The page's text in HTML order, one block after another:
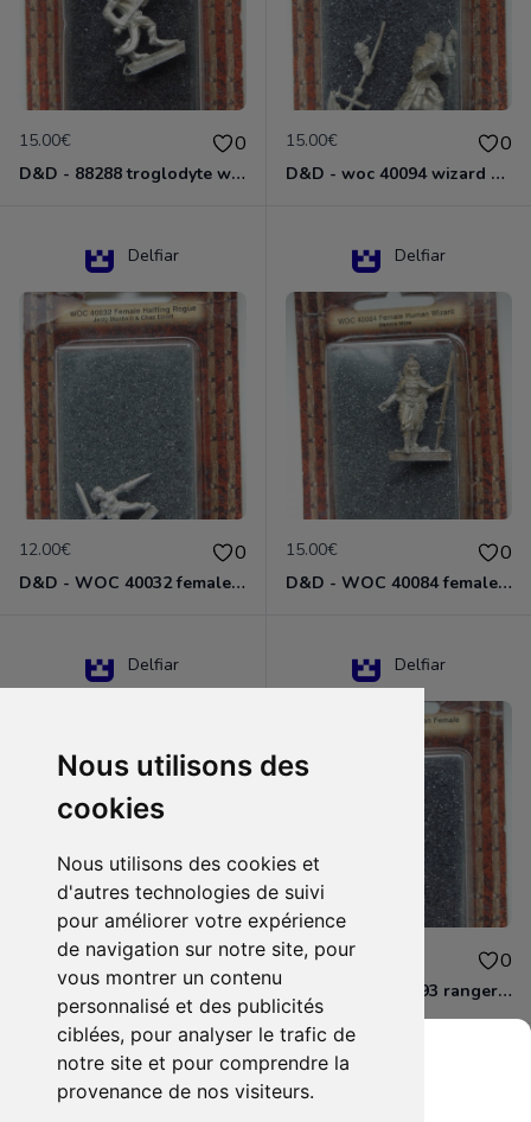
Nous utilisons des
cookies
Nous utilisons des cookies et
d'autres technologies de suivi
pour améliorer votre expérience
de navigation sur notre site, pour
vous montrer un contenu
personnalisé et des publicités
ciblées, pour analyser le trafic de
notre site et pour comprendre la
provenance de nos visiteurs.
15.00€ 0
D&D - 88288 troglodyte with long Miniature - Donjons Dragons
15.00€ 0
D&D - woc 40094 wizard human male Miniature - Donjons Dragons
Delfiar
12.00€ 0
D&D - WOC 40032 female halfling rogue Miniature - Donjons Dragons
Delfiar
15.00€ 0
D&D - WOC 40084 female human wizard Miniature - Donjons Dragons
Delfiar
15.00€ 0
D&D - 88286 paladin human male Miniature - Donjons Dragons
Delfiar
12.00€ 0
D&D - WOC 40093 ranger human female Miniature - Donjons Dragons